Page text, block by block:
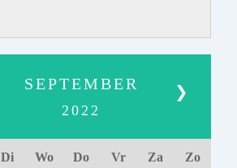
❯
SEPTEMBER
2022
Di Wo Do Vr Za Zo